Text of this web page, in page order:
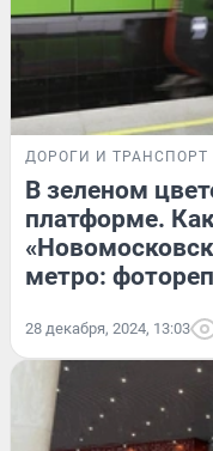
ДОРОГИ И ТРАНСПОРТ
В зеленом
платформе.
метро:
28 декабря, 2024, 13:03